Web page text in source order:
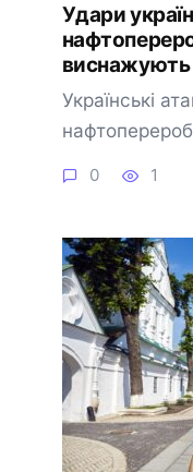
Удари
Українські
0 1